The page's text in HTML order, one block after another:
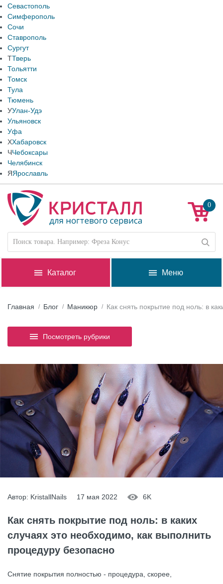
Севастополь
Симферополь
Сочи
Ставрополь
Сургут
ТТверь
Тольятти
Томск
Тула
Тюмень
УУлан-Удэ
Ульяновск
Уфа
ХХабаровск
ЧЧебоксары
Челябинск
ЯЯрославль
0
Каталог Меню
Главная Блог Маникюр Как снять покрытие под ноль: в
Посмотреть рубрики
Автор: KristallNails 17 мая 2022 6K
Как снять покрытие под ноль: в каких
случаях это необходимо, как выполнить
процедуру безопасно
Снятие покрытия полностью - процедура, скорее,